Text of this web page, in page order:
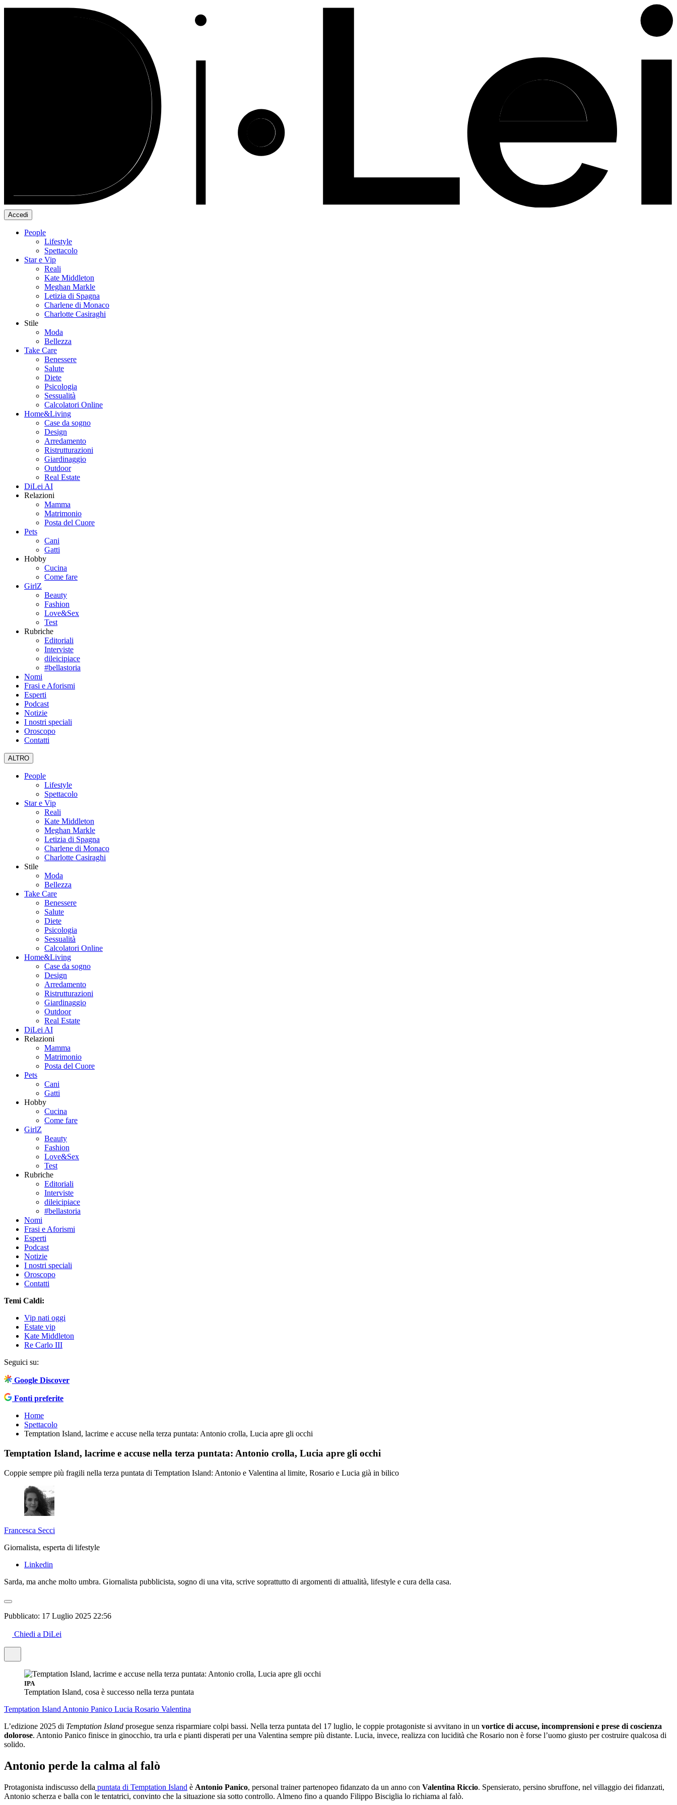
Accedi
People
Lifestyle
Spettacolo
Star e Vip
Reali
Kate Middleton
Meghan Markle
Letizia di Spagna
Charlene di Monaco
Charlotte Casiraghi
Stile
Moda
Bellezza
Take Care
Benessere
Salute
Diete
Psicologia
Sessualità
Calcolatori Online
Home&Living
Case da sogno
Design
Arredamento
Ristrutturazioni
Giardinaggio
Outdoor
Real Estate
DiLei AI
Relazioni
Mamma
Matrimonio
Posta del Cuore
Pets
Cani
Gatti
Hobby
Cucina
Come fare
GirlZ
Beauty
Fashion
Love&Sex
Test
Rubriche
Editoriali
Interviste
dileicipiace
#bellastoria
Nomi
Frasi e Aforismi
Esperti
Podcast
Notizie
I nostri speciali
Oroscopo
Contatti
ALTRO
People
Lifestyle
Spettacolo
Star e Vip
Reali
Kate Middleton
Meghan Markle
Letizia di Spagna
Charlene di Monaco
Charlotte Casiraghi
Stile
Moda
Bellezza
Take Care
Benessere
Salute
Diete
Psicologia
Sessualità
Calcolatori Online
Home&Living
Case da sogno
Design
Arredamento
Ristrutturazioni
Giardinaggio
Outdoor
Real Estate
DiLei AI
Relazioni
Mamma
Matrimonio
Posta del Cuore
Pets
Cani
Gatti
Hobby
Cucina
Come fare
GirlZ
Beauty
Fashion
Love&Sex
Test
Rubriche
Editoriali
Interviste
dileicipiace
#bellastoria
Nomi
Frasi e Aforismi
Esperti
Podcast
Notizie
I nostri speciali
Oroscopo
Contatti
Temi Caldi:
Vip nati oggi
Estate vip
Kate Middleton
Re Carlo III
Seguici su:
Google Discover
Fonti preferite
Home
Spettacolo
Temptation Island, lacrime e accuse nella terza puntata: Antonio crolla, Lucia apre gli occhi
Temptation Island, lacrime e accuse nella terza puntata: Antonio crolla, Lucia apre gli occhi
Coppie sempre più fragili nella terza puntata di Temptation Island: Antonio e Valentina al limite, Rosario e Lucia già in bilico
Francesca Secci
Giornalista, esperta di lifestyle
Linkedin
Sarda, ma anche molto umbra. Giornalista pubblicista, sogno di una vita, scrive soprattutto di argomenti di attualità, lifestyle e cura della casa.
Pubblicato: 17 Luglio 2025 22:56
Chiedi a DiLei
IPA
Temptation Island, cosa è successo nella terza puntata
Temptation Island Antonio Panico Lucia Rosario Valentina
L’edizione 2025 di Temptation Island prosegue senza risparmiare colpi bassi. Nella terza puntata del 17 luglio, le coppie protagoniste si avvitano in un vortice di accuse, incomprensioni e prese di coscienza
dolorose. Antonio Panico finisce in ginocchio, tra urla e pianti disperati per una Valentina sempre più distante. Lucia, invece, realizza con lucidità che Rosario non è forse l’uomo giusto per costruire qualcosa di
solido.
Antonio perde la calma al falò
Protagonista indiscusso della puntata di Temptation Island è Antonio Panico, personal trainer partenopeo fidanzato da un anno con Valentina Riccio. Spensierato, persino sbruffone, nel villaggio dei fidanzati,
Antonio scherza e balla con le tentatrici, convinto che la situazione sia sotto controllo. Almeno fino a quando Filippo Bisciglia lo richiama al falò.